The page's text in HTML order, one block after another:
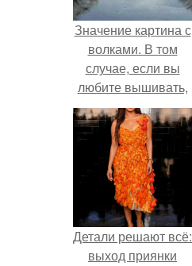
Значение картина с
волками. В том
случае, если вы
любите вышивать,
то наверняка
задумывались о
том, что означает та
или иная вышитая
вами картина.
Детали решают всё:
выход приянки